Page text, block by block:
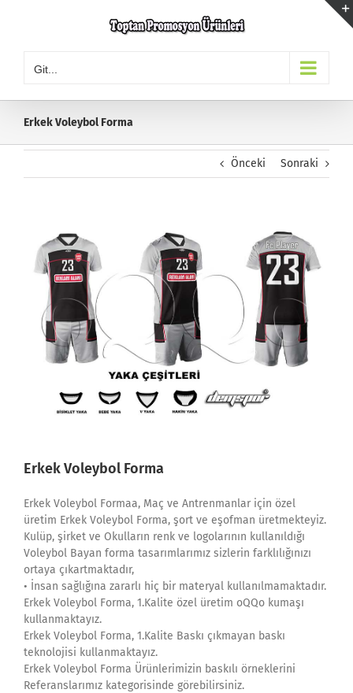
Git...
Erkek Voleybol Forma
Önceki Sonraki
Erkek Voleybol Forma
Erkek Voleybol Formaa, Maç ve Antrenmanlar için özel
üretim Erkek Voleybol Forma, şort ve eşofman üretmekteyiz.
Kulüp, şirket ve Okulların renk ve logolarının kullanıldığı
Voleybol Bayan forma tasarımlarımız sizlerin farklılığınızı
ortaya çıkartmaktadır,
• İnsan sağlığına zararlı hiç bir materyal kullanılmamaktadır.
Erkek Voleybol Forma, 1.Kalite özel üretim oQQo kumaşı
kullanmaktayız.
Erkek Voleybol Forma, 1.Kalite Baskı çıkmayan baskı
teknolojisi kullanmaktayız.
Erkek Voleybol Forma Ürünlerimizin baskılı örneklerini
Referanslarımız kategorisinde görebilirsiniz.